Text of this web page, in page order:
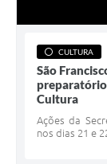
CULTURA
São
Cultura
Ações da
nos dias 21 e